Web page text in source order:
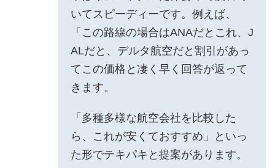
いてスピーディーです。例えば、
「この路線の場合はANAだとこれ、J
ALだと、デルタ航空だと割引があっ
てこの価格と凄く早く回答が返って
きます。
「多種多様な航空会社を比較した
ら、これが安くておすすめ」といっ
た形でテキパキと提案があります。